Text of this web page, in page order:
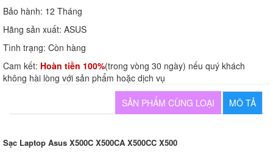
Bảo hành: 12 Tháng
Hãng sản xuất: ASUS
Tình trạng: Còn hàng
Cam kết: Hoàn tiền 100%(trong vòng 30 ngày) nếu quý khách
không hài lòng với sản phẩm hoặc dịch vụ
MÔ TẢ
SẢN PHẨM CÙNG LOẠI
Sạc Laptop Asus X500C X500CA X500CC X500